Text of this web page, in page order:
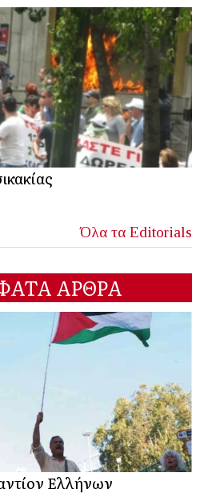
Όλα τα Editorials
ΑΡΘΡΑ
Ελλήνων